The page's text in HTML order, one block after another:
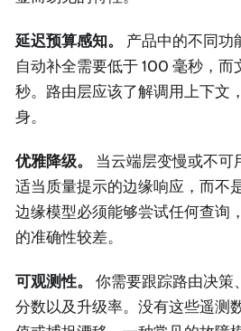
延迟预算感知。
产品中的不同功
自动补全需要低于 100 毫秒，而
秒。路由层应该了解调用上下文
身。
优雅降级。
当云端层变慢或不可
适当质量提示的边缘响应，而不
边缘模型必须能够尝试任何查询
的准确性较差。
可观测性。
你需要跟踪路由决策
分数以及升级率。没有这些遥测